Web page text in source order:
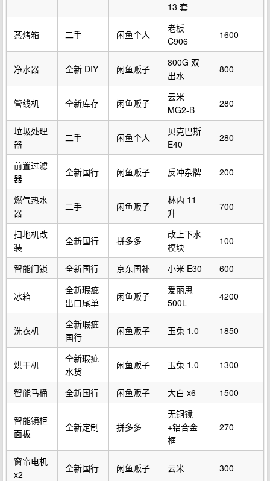
13 套
蒸烤箱 二手 闲鱼个人
老板
C906
1600
净水器 全新 DIY 闲鱼贩子
800G 双
出水
800
管线机 全新库存 闲鱼贩子
云米
MG2-B
280
垃圾处理
器
二手 闲鱼个人
贝克巴斯
E40
280
前置过滤
器
全新国行 闲鱼贩子 反冲杂牌 200
燃气热水
器
二手 闲鱼贩子
林内 11
升
700
扫地机改
装
全新国行 拼多多
改上下水
模块
100
智能门锁 全新国行 京东国补 小米 E30 600
冰箱
全新瑕疵
出口尾单
闲鱼贩子
爱丽思
500L
4200
洗衣机
全新瑕疵
国行
闲鱼贩子 玉兔 1.0 1850
烘干机
全新瑕疵
水货
闲鱼贩子 玉兔 1.0 1300
智能马桶 全新国行 闲鱼贩子 大白 x6 1500
智能镜柜
面板
全新定制 拼多多
无铜镜
+铝合金
框
270
窗帘电机
x2
全新国行 闲鱼贩子 云米 300